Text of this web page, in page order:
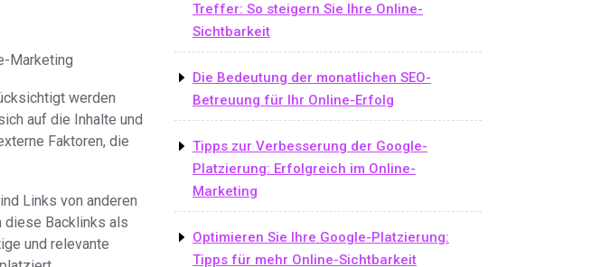
Marketing
werden
auf die Inhalte und
Faktoren, die
Links von anderen
diese Backlinks als
und relevante
Treffer: So steigern Sie Ihre Online-
Sichtbarkeit
Die Bedeutung der monatlichen SEO-
Betreuung für Ihr Online-Erfolg
Tipps zur Verbesserung der Google-
Platzierung: Erfolgreich im Online-
Marketing
Optimieren Sie Ihre Google-Platzierung:
Tipps für mehr Online-Sichtbarkeit